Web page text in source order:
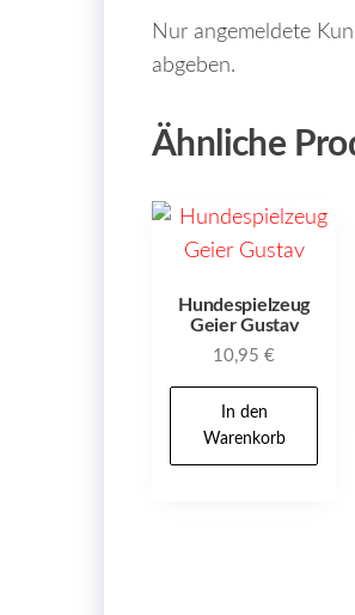
Nur angemeldete
abgeben.
Ähnliche
Hundespielzeug
Geier Gustav
10,95€
In den
Warenkorb